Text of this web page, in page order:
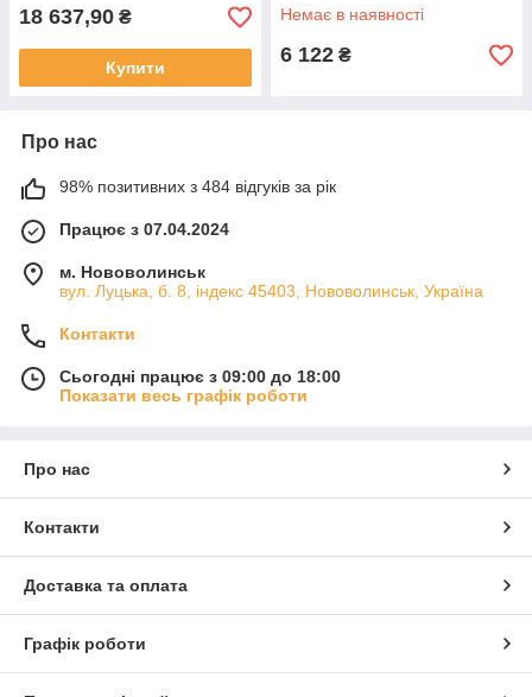
18 637,90 ₴
Купити
Немає в наявності
6 122 ₴
Про нас
98% позитивних з 484 відгуків за рік
Працює з 07.04.2024
м. Нововолинськ
вул. Луцька, б. 8, індекс 45403, Нововолинськ, Україна
Контакти
Сьогодні працює з 09:00 до 18:00
Показати весь графік роботи
Про нас
Контакти
Доставка та оплата
Графік роботи